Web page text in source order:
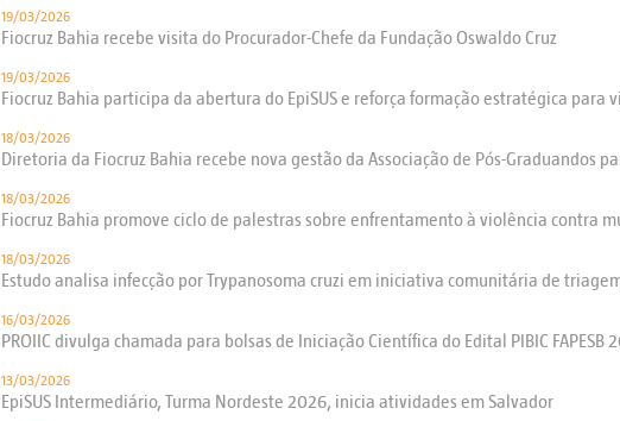
19/03/2026
Fiocruz Bahia recebe visita do Procurador-Chefe da Fundação Oswaldo Cruz
19/03/2026
Fiocruz Bahia participa da abertura do EpiSUS e reforça formação estratégica para
18/03/2026
Diretoria da Fiocruz Bahia recebe nova gestão da Associação de Pós-Graduandos
18/03/2026
Fiocruz Bahia promove ciclo de palestras sobre enfrentamento à violência contra
18/03/2026
Estudo analisa infecção por Trypanosoma cruzi em iniciativa comunitária de
16/03/2026
PROIIC divulga chamada para bolsas de Iniciação Científica do Edital PIBIC FAPESB
13/03/2026
EpiSUS Intermediário, Turma Nordeste 2026, inicia atividades em Salvador